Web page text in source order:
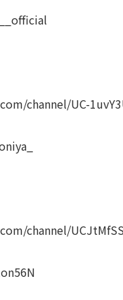
channel/UC-
channel/